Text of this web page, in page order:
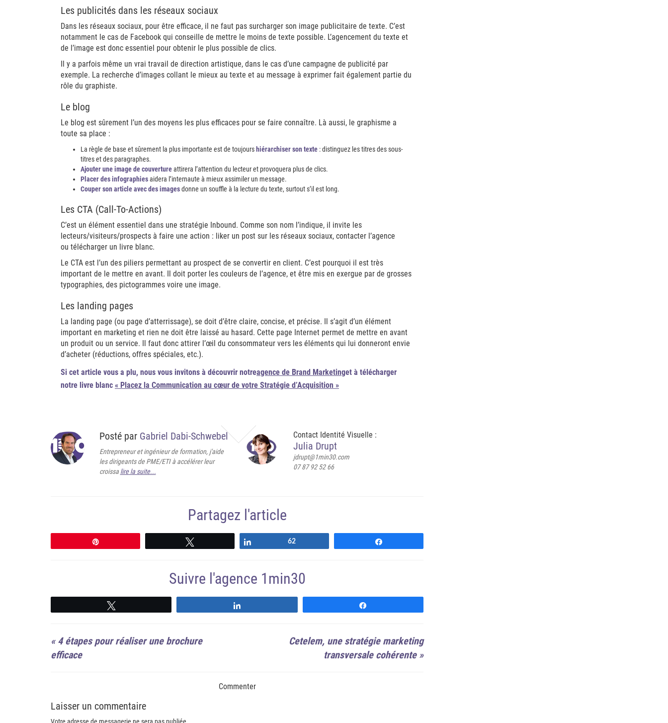
Les publicités dans les réseaux sociaux
Dans les réseaux sociaux, pour être efficace, il ne faut pas surcharger son image publicitaire de texte. C’est
notamment le cas de Facebook qui conseille de mettre le moins de texte possible. L’agencement du texte et
de l’image est donc essentiel pour obtenir le plus possible de clics.
Il y a parfois même un vrai travail de direction artistique, dans le cas d’une campagne de publicité par
exemple. La recherche d’images collant le mieux au texte et au message à exprimer fait également partie du
rôle du graphiste.
Le blog
Le blog est sûrement l’un des moyens les plus efficaces pour se faire connaître. Là aussi, le graphisme a
toute sa place :
La règle de base et sûrement la plus importante est de toujours hiérarchiser son texte : distinguez les titres des sous-
titres et des paragraphes.
Ajouter une image de couvertureattirera l’attention du lecteur et provoquera plus de clics.
Placer des infographiesaidera l’internaute à mieux assimiler un message.
Couper son article avec des imagesdonne un souffle à la lecture du texte, surtout s’il est long.
Les CTA (Call-To-Actions)
C’est un élément essentiel dans une stratégie Inbound. Comme son nom l’indique, il invite les
lecteurs/visiteurs/prospects à faire une action : liker un post sur les réseaux sociaux, contacter l’agence
ou télécharger un livre blanc.
Le CTA est l’un des piliers permettant au prospect de se convertir en client. C’est pourquoi il est très
important de le mettre en avant. Il doit porter les couleurs de l’agence, et être mis en exergue par de grosses
typographies, des pictogrammes voire une image.
Les landing pages
La landing page (ou page d’atterrissage), se doit d’être claire, concise, et précise. Il s’agit d’un élément
important en marketing et rien ne doit être laissé au hasard. Cette page Internet permet de mettre en avant
un produit ou un service. Il faut donc attirer l’œil du consommateur vers les éléments qui lui donneront envie
d’acheter (réductions, offres spéciales, etc.).
Si cet article vous a plu, nous vous invitons à découvrir notreagence de Brand Marketinget à télécharger
notre livre blanc « Placez la Communication au cœur de votre Stratégie d’Acquisition »
Posté par Gabriel Dabi-Schwebel
Entrepreneur et ingénieur de formation, j'aide
les dirigeants de PME/ETI à accélérer leur
croissa lire la suite...
Contact Identité Visuelle :
Julia Drupt
jdrupt@1min30.com
07 87 92 52 66
Partagez l'article
62
Suivre l'agence 1min30
« 4 étapes pour réaliser une brochure
efficace
Cetelem, une stratégie marketing
transversale cohérente»
Commenter
Laisser un commentaire